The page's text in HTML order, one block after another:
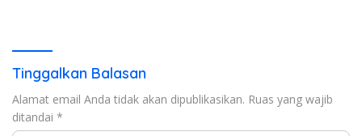
Tinggalkan Balasan
Alamat email Anda tidak akan dipublikasikan. Ruas yang wajib
ditandai *